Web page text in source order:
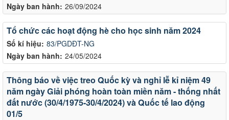
Ngày ban hành: 26/09/2024
Số kí hiệu: 83/PGDĐT-NG
Ngày ban hành: 24/05/2024
Tổ chức các hoạt động hè cho học sinh năm 2024
Thông báo về việc treo Quốc kỳ và nghỉ lễ kỉ niệm 49
năm ngày Giải phóng hoàn toàn miền năm - thống nhất
đất nước (30/4/1975-30/4/2024) và Quốc tế lao động
01/5